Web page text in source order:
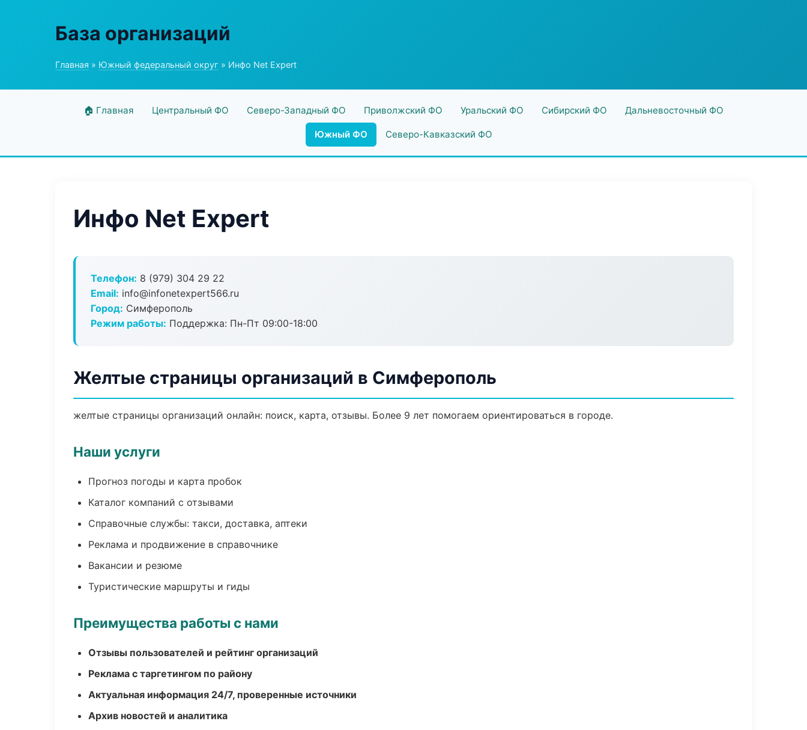
База организаций
Главная » Южный федеральный округ » Инфо Net Expert
🏠 Главная Центральный ФО Северо-Западный ФО Приволжский ФО Уральский ФО Сибирский ФО Дальневосточный ФО
Южный ФО Северо-Кавказский ФО
Инфо Net Expert
Телефон: 8 (979) 304 29 22
Email: info@infonetexpert566.ru
Город: Симферополь
Режим работы: Поддержка: Пн-Пт 09:00-18:00
Желтые страницы организаций в Симферополь
желтые страницы организаций онлайн: поиск, карта, отзывы. Более 9 лет помогаем ориентироваться в городе.
Наши услуги
Прогноз погоды и карта пробок
Каталог компаний с отзывами
Справочные службы: такси, доставка, аптеки
Реклама и продвижение в справочнике
Вакансии и резюме
Туристические маршруты и гиды
Преимущества работы с нами
Отзывы пользователей и рейтинг организаций
Реклама с таргетингом по району
Актуальная информация 24/7, проверенные источники
Архив новостей и аналитика